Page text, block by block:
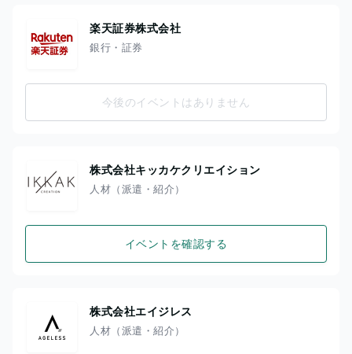
楽天証券株式会社
銀行・証券
今後のイベントはありません
株式会社キッカケクリエイション
人材（派遣・紹介）
イベントを確認する
株式会社エイジレス
人材（派遣・紹介）